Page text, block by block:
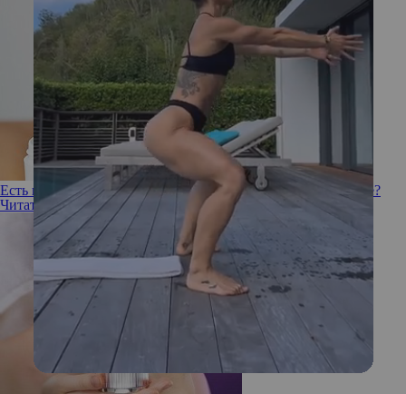
Есть вопрос: работает ли гиалуроновая кислота в косметике?
Читать полностью